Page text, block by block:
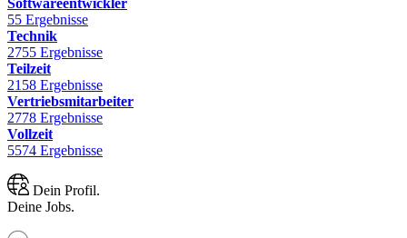
Softwareentwickler
55 Ergebnisse
Technik
2755 Ergebnisse
Teilzeit
2158 Ergebnisse
Vertriebsmitarbeiter
2778 Ergebnisse
Vollzeit
5574 Ergebnisse
Dein Profil.
Deine Jobs.